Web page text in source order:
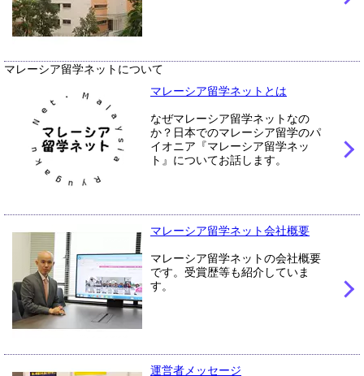
マレーシア留学ネットについて
マレーシア留学ネットとは
なぜマレーシア留学ネットなの
か？日本でのマレーシア留学のパ
イオニア『マレーシア留学ネッ
ト』についてお話します。
マレーシア留学ネット会社概要
マレーシア留学ネットの会社概要
です。受賞歴等も紹介していま
す。
運営者メッセージ